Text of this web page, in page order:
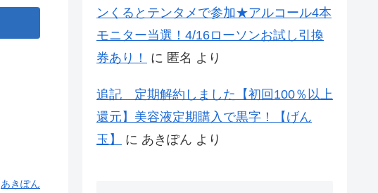
あきぽん
ンくるとテンタメで参加★アルコール4本
モニター当選！4/16ローソンお試し引換
券あり！
に 匿名 より
追記 定期解約しました【初回100％以上
還元】美容液定期購入で黒字！【げん
玉】
に あきぽん より